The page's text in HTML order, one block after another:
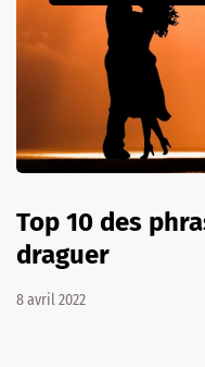
Top 10 des
draguer
8 avril 2022